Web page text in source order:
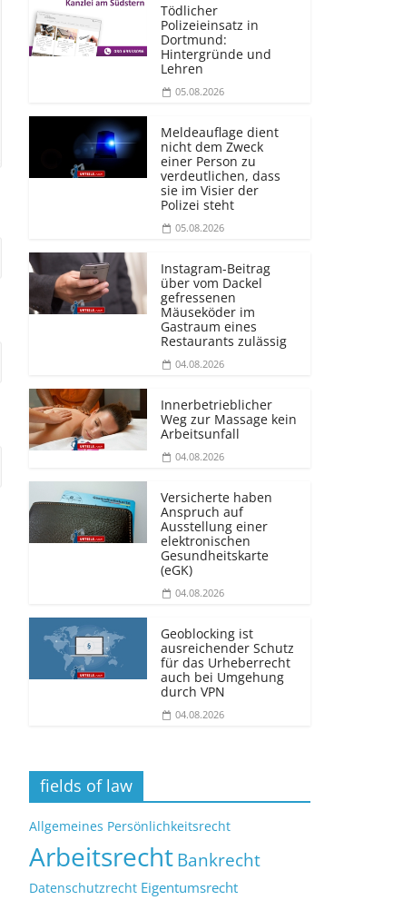
Tödlicher
Polizeieinsatz in
Dortmund:
Hintergründe und
Lehren
05.08.2026
Meldeauflage dient
nicht dem Zweck
einer Person zu
verdeutlichen, dass
sie im Visier der
Polizei steht
05.08.2026
Instagram-Beitrag
über vom Dackel
gefressenen
Mäuseköder im
Gastraum eines
Restaurants zulässig
04.08.2026
Innerbetrieblicher
Weg zur Massage kein
Arbeitsunfall
04.08.2026
Versicherte haben
Anspruch auf
Ausstellung einer
elektronischen
Gesundheitskarte
(eGK)
04.08.2026
Geoblocking ist
ausreichender Schutz
für das Urheberrecht
auch bei Umgehung
durch VPN
04.08.2026
fields of law
Allgemeines Persönlichkeitsrecht
ArbeitsrechtBankrecht
Datenschutzrecht Eigentumsrecht